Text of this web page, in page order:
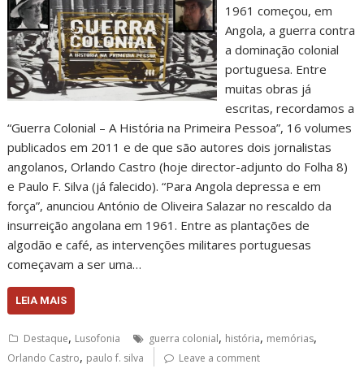
1961 começou, em
Angola, a guerra contra
a dominação colonial
portuguesa. Entre
muitas obras já
escritas, recordamos a
“Guerra Colonial – A História na Primeira Pessoa”, 16 volumes
publicados em 2011 e de que são autores dois jornalistas
angolanos, Orlando Castro (hoje director-adjunto do Folha 8)
e Paulo F. Silva (já falecido). “Para Angola depressa e em
força”, anunciou António de Oliveira Salazar no rescaldo da
insurreição angolana em 1961. Entre as plantações de
algodão e café, as intervenções militares portuguesas
começavam a ser uma…
LEIA MAIS
Destaque, Lusofonia guerra colonial, história, memórias,
Orlando Castro, paulo f. silva Leave a comment